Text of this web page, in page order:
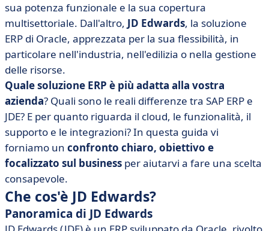
• JD Edwards vs SAP S/4HANA Cloud: quale interfaccia
è più intuitiva?
• JD Edwards vs SAP S/4HANA Cloud: integrazioni a
confronto
• Quando scegliere JD Edwards o SAP S/4HANA Cloud?
• Due potenti ERP, due visioni della gestione aziendale
• FAQ - JD Edwards vs SAP S/4HANA Cloud
sua potenza funzionale e la sua copertura
multisettoriale. Dall'altro, JD Edwards, la soluzione
ERP di Oracle, apprezzata per la sua flessibilità, in
particolare nell'industria, nell'edilizia o nella gestione
delle risorse.
Quale soluzione ERP è più adatta alla vostra
azienda? Quali sono le reali differenze tra SAP ERP e
JDE? E per quanto riguarda il cloud, le funzionalità, il
supporto e le integrazioni? In questa guida vi
forniamo un confronto chiaro, obiettivo e
focalizzato sul business per aiutarvi a fare una scelta
consapevole.
Che cos'è JD Edwards?
Panoramica di JD Edwards